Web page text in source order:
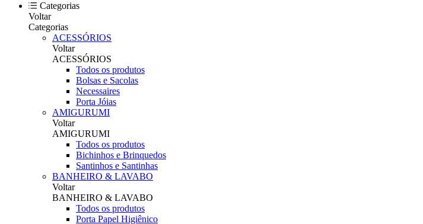
Categorias
Voltar
Categorias
ACESSÓRIOS
Voltar
ACESSÓRIOS
Todos os produtos
Bolsas e Sacolas
Necessaires
Porta Jóias
AMIGURUMI
Voltar
AMIGURUMI
Todos os produtos
Bichinhos e Brinquedos
Santinhos e Santinhas
BANHEIRO & LAVABO
Voltar
BANHEIRO & LAVABO
Todos os produtos
Porta Papel Higiênico